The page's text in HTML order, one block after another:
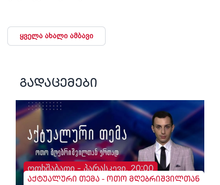
ყველა ახალი ამბავი
გადაცემები
ოთხშაბათი - პარასკევი, 20:00
აქტუალური თემა - ოთო მღებრიშვილთან